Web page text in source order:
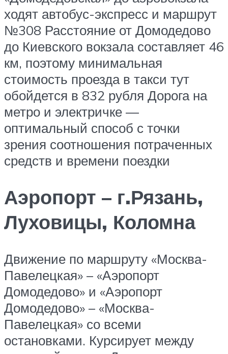
ходят автобус-экспресс и маршрут
№308 Расстояние от Домодедово
до Киевского вокзала составляет 46
км, поэтому минимальная
стоимость проезда в такси тут
обойдется в 832 рубля Дорога на
метро и электричке —
оптимальный способ с точки
зрения соотношения потраченных
средств и времени поездки
Аэропорт – г.Рязань,
Луховицы, Коломна
Движение по маршруту «Москва-
Павелецкая» – «Аэропорт
Домодедово» и «Аэропорт
Домодедово» – «Москва-
Павелецкая» со всеми
остановками. Курсирует между